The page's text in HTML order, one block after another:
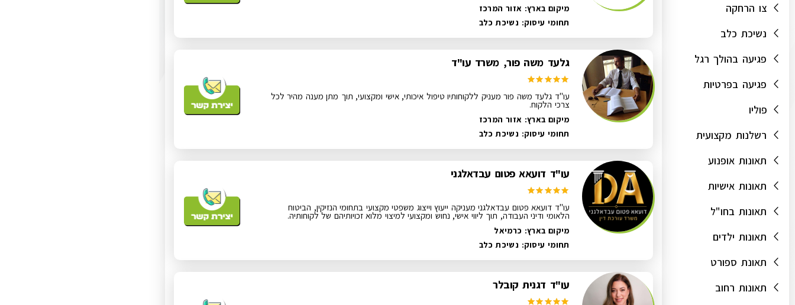
צו הרחקה
נשיכת כלב
פגיעה בהולך רגל
פגיעה בפרטיות
פוליו
רשלנות מקצועית
תאונות אופנוע
תאונות אישיות
תאונות בחו"ל
תאונות ילדים
תאונת ספורט
תאונות רחוב
מיקום בארץ: אזור המרכז
תחומי עיסוק: נשיכת כלב
גלעד משה פור, משרד עו"ד
עו"ד גלעד משה פור מעניק ללקוחותיו טיפול איכותי, אישי ומקצועי, תוך מתן מענה מהיר לכל
צרכי הלקוח.
מיקום בארץ: אזור המרכז
תחומי עיסוק: נשיכת כלב
עו"ד דועאא פטום עבדאלגני
עו"ד דועאא פטום עבדאלגני מעניקה ייעוץ וייצוג משפטי מקצועי בתחומי הנזיקין, הביטוח
הלאומי ודיני העבודה, תוך ליווי אישי, נחוש ומקצועי למיצוי מלוא זכויותיהם של לקוחותיה.
מיקום בארץ: כרמיאל
תחומי עיסוק: נשיכת כלב
עו"ד דגנית קובלר